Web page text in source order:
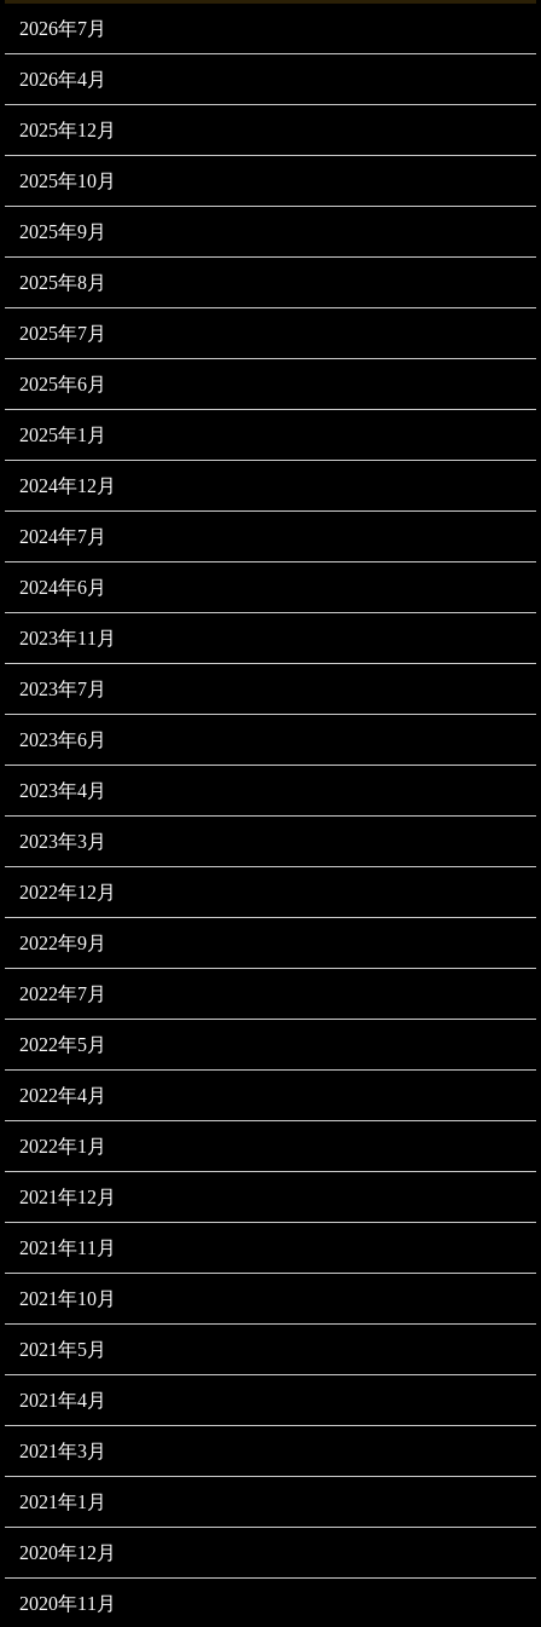
2026年7月
2026年4月
2025年12月
2025年10月
2025年9月
2025年8月
2025年7月
2025年6月
2025年1月
2024年12月
2024年7月
2024年6月
2023年11月
2023年7月
2023年6月
2023年4月
2023年3月
2022年12月
2022年9月
2022年7月
2022年5月
2022年4月
2022年1月
2021年12月
2021年11月
2021年10月
2021年5月
2021年4月
2021年3月
2021年1月
2020年12月
2020年11月